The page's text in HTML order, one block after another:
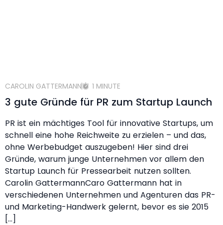
CAROLIN GATTERMANN 1 MINUTE
3 gute Gründe für PR zum Startup Launch
PR ist ein mächtiges Tool für innovative Startups, um
schnell eine hohe Reichweite zu erzielen – und das,
ohne Werbebudget auszugeben! Hier sind drei
Gründe, warum junge Unternehmen vor allem den
Startup Launch für Pressearbeit nutzen sollten.
Carolin GattermannCaro Gattermann hat in
verschiedenen Unternehmen und Agenturen das PR-
und Marketing-Handwerk gelernt, bevor es sie 2015
[…]